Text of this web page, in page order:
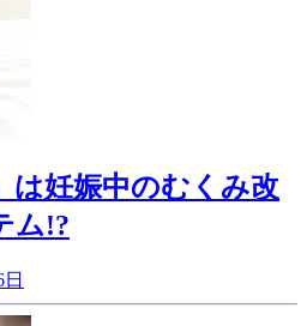
は妊娠中のむくみ改
ム!?